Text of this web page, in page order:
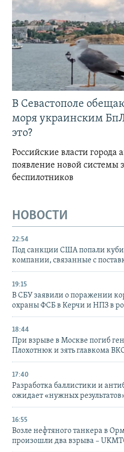
В Севастополе
моря украинским
это?
Российские власти города
появление новой системы
беспилотников
НОВОСТИ
22:54
Под санкции США попали
компании, связанные с
19:15
В СБУ заявили о поражении
охраны ФСБ в Керчи и НПЗ в
18:44
При взрыве в Москве погиб
Плохотнюк и зять главкома
17:40
Разработка баллистики и
ожидает «нужных
16:55
Возле нефтяного танкера в
произошли два взрыва –